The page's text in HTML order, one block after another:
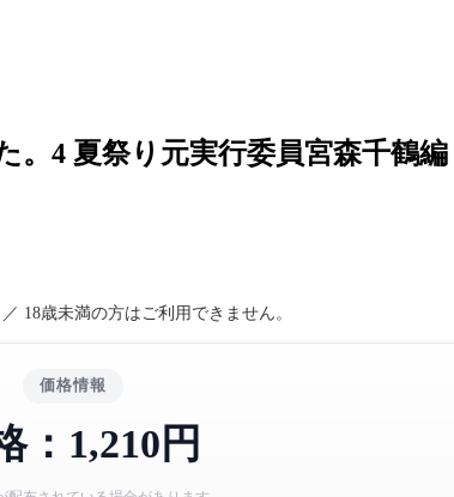
。4 夏祭り元実行委員宮森千鶴
18歳未満の方はご利用できません。
価格情報
：1,210円